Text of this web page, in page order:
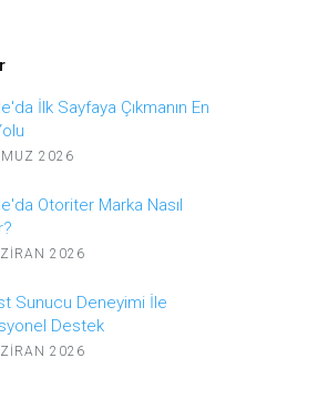
İlk Sayfaya Çıkmanın En
2026
Otoriter Marka Nasıl
2026
Sunucu Deneyimi İle
Destek
2026